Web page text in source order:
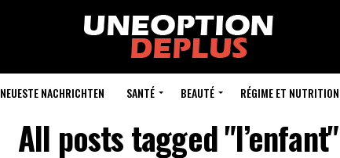
NEUESTE NACHRICHTEN SANTÉ BEAUTÉ RÉGIME ET NUTRITION
All posts tagged "l’enfant"